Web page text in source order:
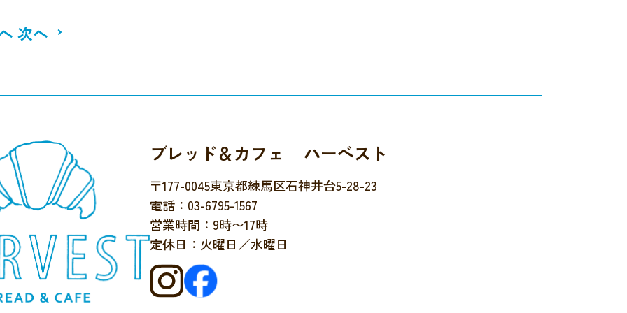
次へ
ブレッド＆カフェ ハーベスト
〒177-0045東京都練馬区石神井台5-28-23
電話：03-6795-1567
営業時間：9時〜17時
定休日：火曜日／水曜日